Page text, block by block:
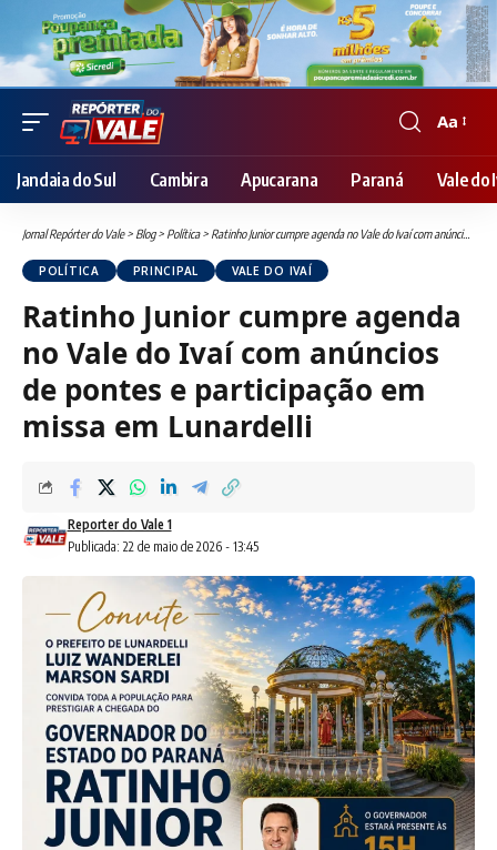
Font
Resizer
Aa
Jandaia do Sul Cambira Apucarana Paraná Vale do
Jornal Repórter do Vale> Blog> Política> Ratinho Junior cumpre agenda no Vale do Ivaí com anúncios de pontes e participação em missa em Lunardelli
POLÍTICA PRINCIPAL VALE DO IVAÍ
Ratinho Junior cumpre agenda
no Vale do Ivaí com anúncios
de pontes e participação em
missa em Lunardelli
Publicada: 22 de maio de 2026 - 13:45
Reporter do Vale 1